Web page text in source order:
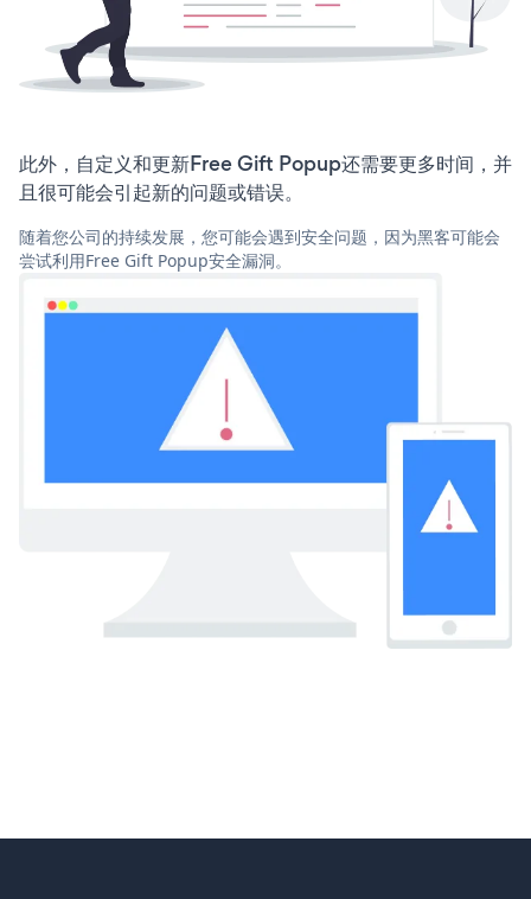
此外，自定义和更新Free Gift Popup还需要更多时间，并
且很可能会引起新的问题或错误。
随着您公司的持续发展，您可能会遇到安全问题，因为黑客可能会
尝试利用Free Gift Popup安全漏洞。